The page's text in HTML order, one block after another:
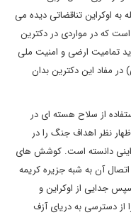
به اوکراین تناقضاتی دیده می
است که در مواردی در دکترین
تمامیت ارضی و امنیت ملی
مفاد این دکترین بدان
از سلاح هسته ای در
نظر اهداف جنگ را در
دانسته است. کوشش های
آن به شبه جزیره کریمه
و سپس جدایی از اوکراین و
از دسترسی به دریای آزف